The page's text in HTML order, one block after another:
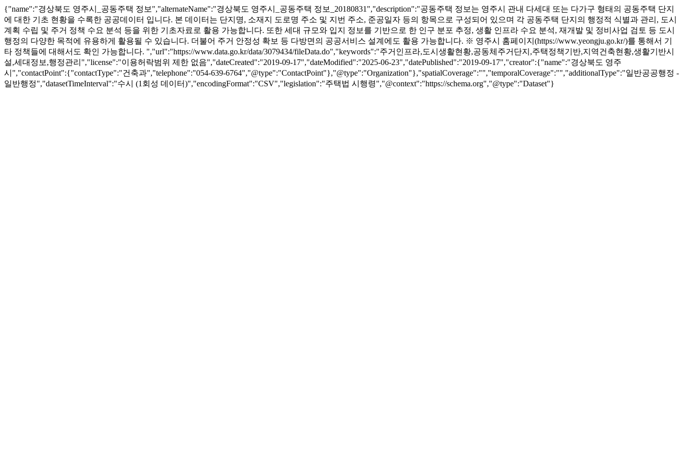
{"name":"경상북도 영주시_공동주택 정보","alternateName":"경상북도 영주시_공동주택 정보_20180831","description":"공동주택 정보는 영주시 관내 다세대 또는 다가구 형태의 공동주택 단지
에 대한 기초 현황을 수록한 공공데이터 입니다. 본 데이터는 단지명, 소재지 도로명 주소 및 지번 주소, 준공일자 등의 항목으로 구성되어 있으며 각 공동주택 단지의 행정적 식별과 관리, 도시
계획 수립 및 주거 정책 수요 분석 등을 위한 기초자료로 활용 가능합니다. 또한 세대 규모와 입지 정보를 기반으로 한 인구 분포 추정, 생활 인프라 수요 분석, 재개발 및 정비사업 검토 등 도시
행정의 다양한 목적에 유용하게 활용될 수 있습니다. 더불어 주거 안정성 확보 등 다방면의 공공서비스 설계에도 활용 가능합니다. ※ 영주시 홈페이지(https://www.yeongju.go.kr/)를 통해서 기
타 정책들에 대해서도 확인 가능합니다. ","url":"https://www.data.go.kr/data/3079434/fileData.do","keywords":"주거인프라,도시생활현황,공동체주거단지,주택정책기반,지역건축현황,생활기반시
설,세대정보,행정관리","license":"이용허락범위 제한 없음","dateCreated":"2019-09-17","dateModified":"2025-06-23","datePublished":"2019-09-17","creator":{"name":"경상북도 영주
시","contactPoint":{"contactType":"건축과","telephone":"054-639-6764","@type":"ContactPoint"},"@type":"Organization"},"spatialCoverage":"","temporalCoverage":"","additionalType":"일반공공행정 -
일반행정","datasetTimeInterval":"수시 (1회성 데이터)","encodingFormat":"CSV","legislation":"주택법 시행령","@context":"https://schema.org","@type":"Dataset"}